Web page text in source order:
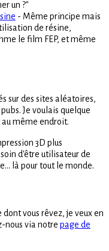
un ?"
- Même principe mais
de résine,
le film FEP, et même
sur des sites aléatoires,
Je voulais quelque
même endroit.
3D plus
d'être utilisateur de
là pour tout le monde.
vous rêvez, je veux en
nous via notre page de